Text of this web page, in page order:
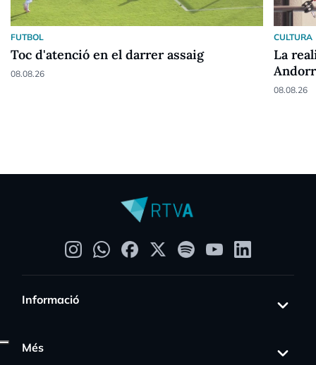
FUTBOL
Toc d'atenció en el darrer assaig
08.08.26
CULTURA
La
08.08.26
Informació
Més